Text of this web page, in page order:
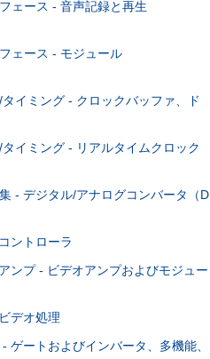
ェース - 音声記録と再生
ェース - モジュール
イミング - クロックバッファ、ド
イミング - リアルタイムクロック
- デジタル/アナログコンバータ（D
ントローラ
ンプ - ビデオアンプおよびモジュー
デオ処理
ゲートおよびインバータ、多機能、